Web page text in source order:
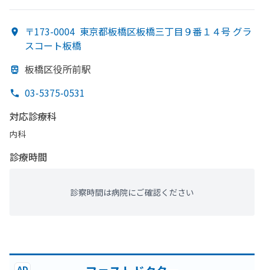
〒173-0004 東京都板橋区板橋三丁目９番１４号 グラ
スコート板橋
板橋区役所前駅
03-5375-0531
対応診療科
内科
診療時間
診察時間は病院にご確認ください